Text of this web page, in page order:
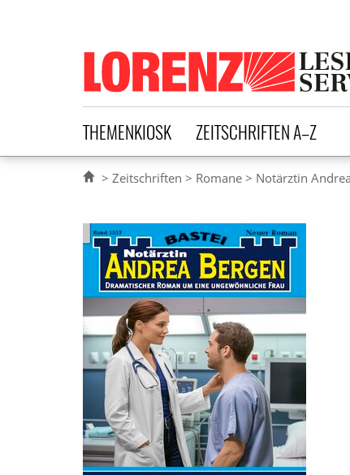
Lorenz Leserservice
THEMENKIOSK ZEITSCHRIFTEN A–Z
Zeitschriften Romane Notärztin